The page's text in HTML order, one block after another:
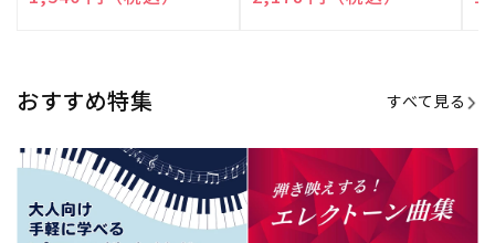
おすすめ特集 すべて見る